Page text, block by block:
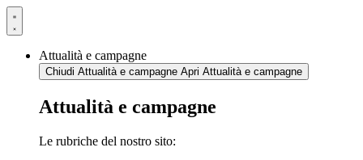
Vai
al
Attualità e campagne
Chiudi Attualità e campagne Apri Attualità e campagne
Attualità e campagne
Le rubriche del nostro sito: